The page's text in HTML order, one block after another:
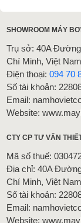
SHOWROOM MÁY
Trụ sở: 40A
Chí Minh, Việt Nam
Điện thoại:094 70
Số tài khoản:
Email:
Website:
CTY CP TƯ VẤN
Mã số thuế:
Địa chỉ: 40A
Chí Minh, Việt Nam
Số tài khoản:
Email:
Website: